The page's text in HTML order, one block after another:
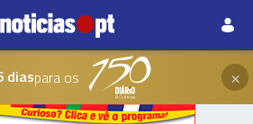
diaspara os ×